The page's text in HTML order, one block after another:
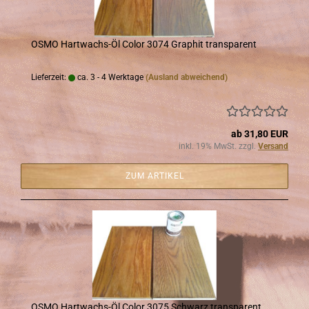
OSMO Hartwachs-​​Öl Color 3074 Gra­phit trans­pa­rent
Lieferzeit: ca. 3 - 4 Werktage (Ausland abweichend)
ab 31,80 EUR
inkl. 19% MwSt. zzgl. Versand
ZUM ARTIKEL